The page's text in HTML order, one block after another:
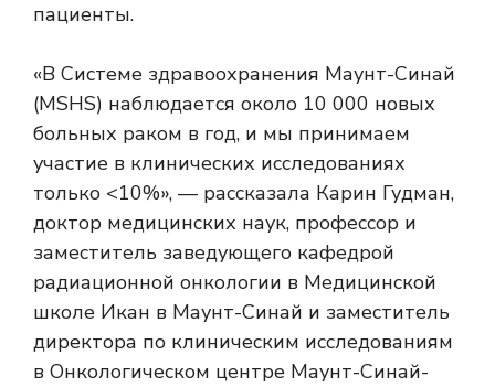
пациенты.
«В Системе здравоохранения Маунт-Синай
(MSHS) наблюдается около 10 000 новых
больных раком в год, и мы принимаем
участие в клинических исследованиях
только <10%», — рассказала Карин Гудман,
доктор медицинских наук, профессор и
заместитель заведующего кафедрой
радиационной онкологии в Медицинской
школе Икан в Маунт-Синай и заместитель
директора по клиническим исследованиям
в Онкологическом центре Маунт-Синай-